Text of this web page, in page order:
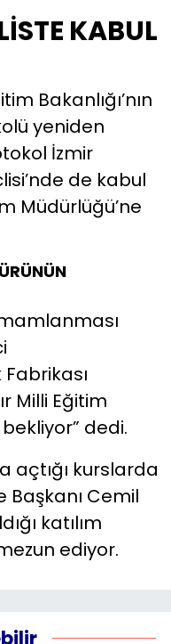
KABUL
Bakanlığı’nın
yeniden
İzmir
de kabul
Müdürlüğü’ne
Milli Eğitim
dedi.
açtığı kurslarda
Başkanı Cemil
katılım
ediyor.